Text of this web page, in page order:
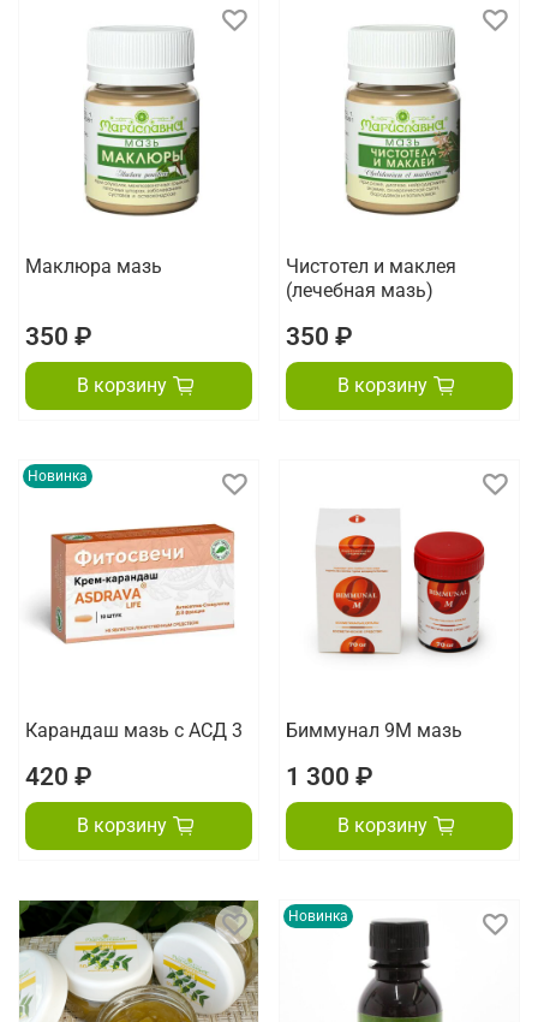
Маклюра мазь
350 ₽
В корзину
Чистотел и маклея
(лечебная мазь)
350 ₽
В корзину
Новинка
Карандаш мазь с АСД 3
420 ₽
В корзину
Биммунал 9М мазь
1 300 ₽
В корзину
Новинка